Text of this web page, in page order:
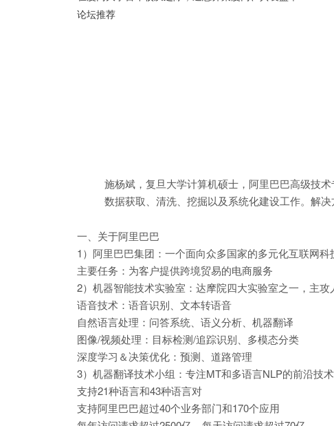
论坛推荐
施杨斌，复旦大学计算机硕士，阿里巴巴高级技
数据获取、清洗、挖掘以及系统化建设工作。解
一、关于阿里巴巴
1）阿里巴巴集团：一个面向众多国家的多元化互联网科
主要任务：为客户提供跨境贸易的电商服务
2）机器智能技术实验室：达摩院四大实验室之一，主
语音技术：语音识别、文本转语音
自然语言处理：问答系统、语义分析、机器翻译
图像/视频处理：目标检测/追踪识别、多模态分类
深度学习＆决策优化：预测、道路管理
3）机器翻译技术小组：专注MT和多语言NLP的前沿技术
支持21种语言和43种语言对
支持阿里巴巴超过40个业务部门和170个应用